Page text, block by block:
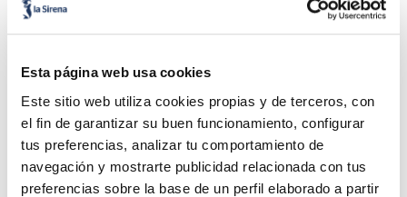
Esta página web usa cookies
Este sitio web utiliza cookies propias y de terceros, con
el fin de garantizar su buen funcionamiento, configurar
tus preferencias, analizar tu comportamiento de
navegación y mostrarte publicidad relacionada con tus
preferencias sobre la base de un perfil elaborado a partir